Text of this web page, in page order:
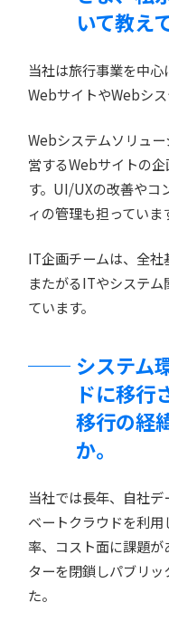
いて教え
当社は旅行事業を中
WebサイトやWebシス
Webシステムソリュ
営するWebサイトの
す。UI/UXの改善やコ
ィの管理も担っていま
IT企画チームは、全
またがるITやシステ
ています。
システム
ドに移行
移行の経
か。
当社では長年、自社
ベートクラウドを利
率、コスト面に課題
ターを閉鎖しパブリ
た。